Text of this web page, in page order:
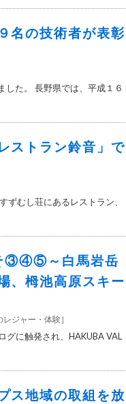
名の技術者が表彰
した。 長野県では、平成１６
ストラン鈴音」で
ずむし荘にあるレストラン、
③④⑤～白馬岩岳
、栂池高原スキー
レジャー・体験］
に触発され、HAKUBA VAL
ス地域の取組を放